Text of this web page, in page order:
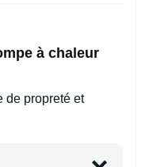
à chaleur
de propreté et